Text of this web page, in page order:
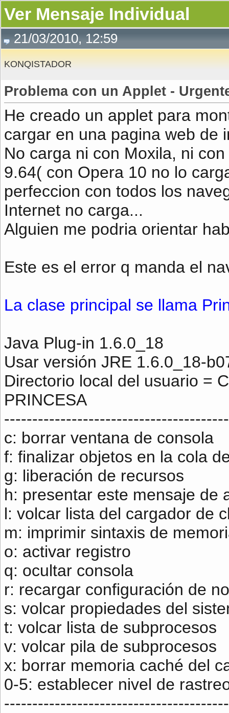
Ver Mensaje Individual
21/03/2010, 12:59
KONQISTADOR
Problema con un Applet -
He creado un applet para
cargar en una pagina web de
No carga ni con Moxila, ni
9.64( con Opera 10 no lo
perfeccion con todos los
Internet no carga...
Alguien me podria orientar
Este es el error q manda el
La clase principal se llama
Java Plug-in 1.6.0_18
Usar versión JRE 1.6.0_18-
Directorio local del usuario =
PRINCESA
c: borrar ventana de consola
f: finalizar objetos en la cola
g: liberación de recursos
h: presentar este mensaje de
l: volcar lista del cargador de
m: imprimir sintaxis de
o: activar registro
q: ocultar consola
r: recargar configuración de
s: volcar propiedades del
t: volcar lista de subprocesos
v: volcar pila de subprocesos
x: borrar memoria caché del
0-5: establecer nivel de